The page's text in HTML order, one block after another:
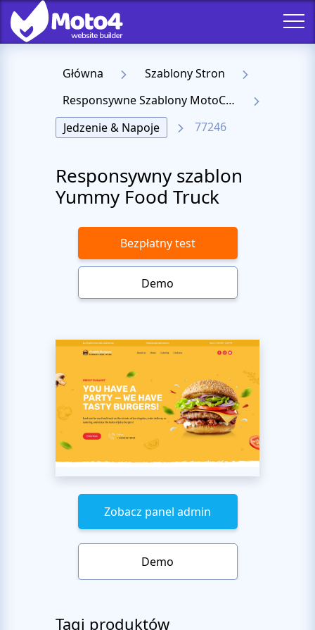
Główna
Szablony Stron
Responsywne Szablony MotoCMS 3
Jedzenie & Napoje
77246
Responsywny szablon
Yummy Food Truck
Bezpłatny test
Demo
Zobacz panel admin
Demo
Tagi produktów